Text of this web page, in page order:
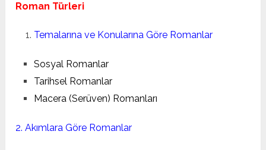
Roman Türleri
Temalarına ve Konularına Göre Romanlar
Sosyal Romanlar
Tarihsel Romanlar
Macera (Serüven) Romanları
2.Akımlara Göre Romanlar